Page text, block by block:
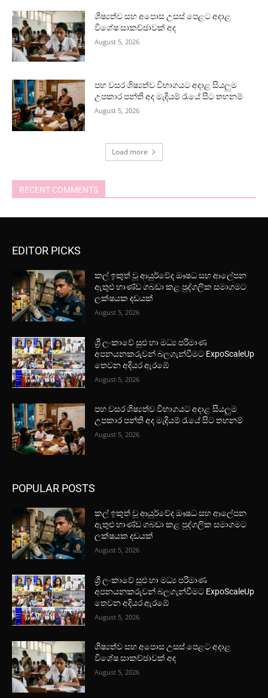
ශිෂ්‍යත්ව සහ අපොස උසස් පෙළට අදාළ
විශේෂ සාකච්ඡාවක් අද
August 5, 2026
පහ වසර ශිෂ්‍යත්ව විභාගයට අදාළ සියලුම
උපකාර පන්ති අද මැදියම් රැයේ සිට තහනම්
August 5, 2026
Load more
RECENT COMMENTS
EDITOR PICKS
කල් ඉකුත් වූ ආයුර්වේද ඖෂධ සහ ආලේපන
ඇතුළු භාණ්ඩ ගබඩා කළ පුද්ගලික සමාගමට
ලක්ෂයක දඩයක්
August 5, 2026
ශ්‍රී ලංකාවේ සුළු හා මධ්‍ය පරිමාණ
අපනයනකරුවන් බලගැන්වීමට ExpoScaleUp
තෙවන අදියර ඇරඹේ
August 5, 2026
පහ වසර ශිෂ්‍යත්ව විභාගයට අදාළ සියලුම
උපකාර පන්ති අද මැදියම් රැයේ සිට තහනම්
August 5, 2026
POPULAR POSTS
කල් ඉකුත් වූ ආයුර්වේද ඖෂධ සහ ආලේපන
ඇතුළු භාණ්ඩ ගබඩා කළ පුද්ගලික සමාගමට
ලක්ෂයක දඩයක්
August 5, 2026
ශ්‍රී ලංකාවේ සුළු හා මධ්‍ය පරිමාණ
අපනයනකරුවන් බලගැන්වීමට ExpoScaleUp
තෙවන අදියර ඇරඹේ
August 5, 2026
ශිෂ්‍යත්ව සහ අපොස උසස් පෙළට අදාළ
විශේෂ සාකච්ඡාවක් අද
August 5, 2026